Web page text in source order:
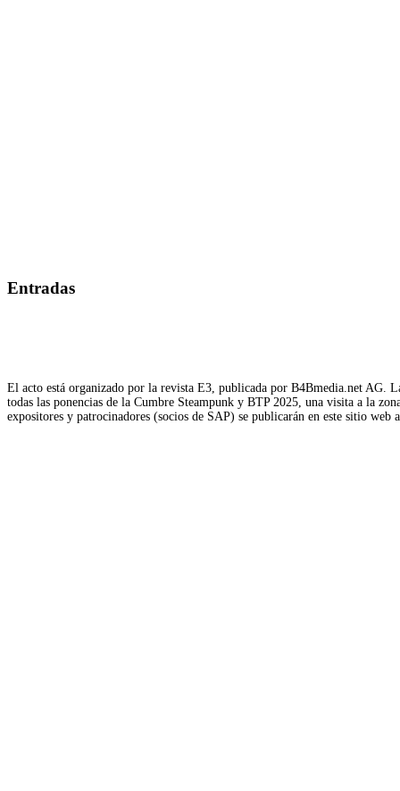
Entradas
El acto está organizado por la revista E3, publicada por B4Bmedia.net AG.
todas las ponencias de la Cumbre Steampunk y BTP 2025, una visita a la
expositores y patrocinadores (socios de SAP) se publicarán en este sitio web